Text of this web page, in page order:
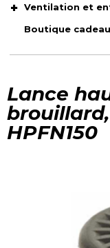
Ventilation et
Boutique cadeau
Lance
brouillard,
HPFN150